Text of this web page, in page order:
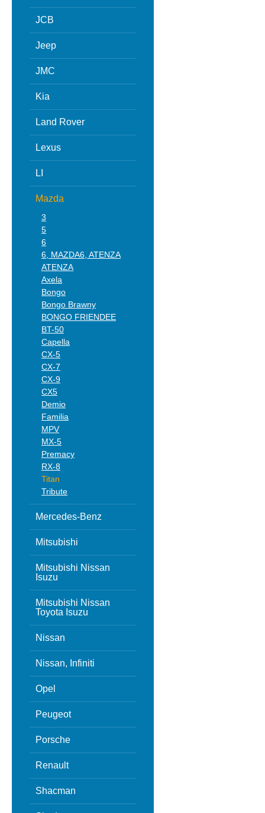
JCB
Jeep
JMC
Kia
Land Rover
Lexus
LI
Mazda
3
5
6
6, MAZDA6, ATENZA
ATENZA
Axela
Bongo
Bongo Brawny
BONGO FRIENDEE
BT-50
Capella
CX-5
CX-7
CX-9
CX5
Demio
Familia
MPV
MX-5
Premacy
RX-8
Titan
Tribute
Mercedes-Benz
Mitsubishi
Mitsubishi Nissan
Isuzu
Mitsubishi Nissan
Toyota Isuzu
Nissan
Nissan, Infiniti
Opel
Peugeot
Porsche
Renault
Shacman